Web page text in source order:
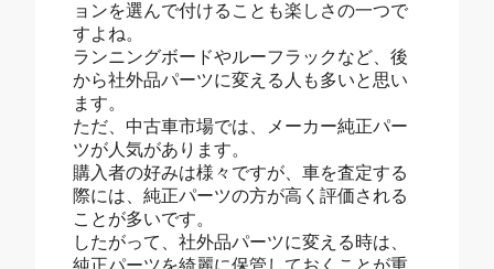
ョンを選んで付けることも楽しさの一つで
すよね。
ランニングボードやルーフラックなど、後
から社外品パーツに変える人も多いと思い
ます。
ただ、中古車市場では、メーカー純正パー
ツが人気があります。
購入者の好みは様々ですが、車を査定する
際には、純正パーツの方が高く評価される
ことが多いです。
したがって、社外品パーツに変える時は、
純正パーツを綺麗に保管しておくことが重